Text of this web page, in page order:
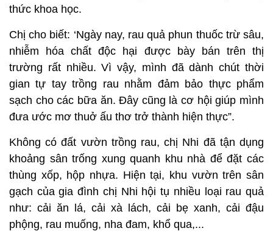
thức khoa học.
Chị cho biết: ‘Ngày nay, rau quả phun thuốc trừ sâu,
nhiễm hóa chất độc hại được bày bán trên thị
trường rất nhiều. Vì vậy, mình đã dành chút thời
gian tự tay trồng rau nhằm đảm bảo thực phẩm
sạch cho các bữa ăn. Đây cũng là cơ hội giúp mình
đưa ước mơ thuở ấu thơ trở thành hiện thực”.
Không có đất vườn trồng rau, chị Nhi đã tận dụng
khoảng sân trống xung quanh khu nhà để đặt các
thùng xốp, hộp nhựa. Hiện tại, khu vườn trên sân
gạch của gia đình chị Nhi hội tụ nhiều loại rau quả
như: cải ăn lá, cải xà lách, cải bẹ xanh, cải đậu
phộng, rau muống, nha đam, khổ qua,...